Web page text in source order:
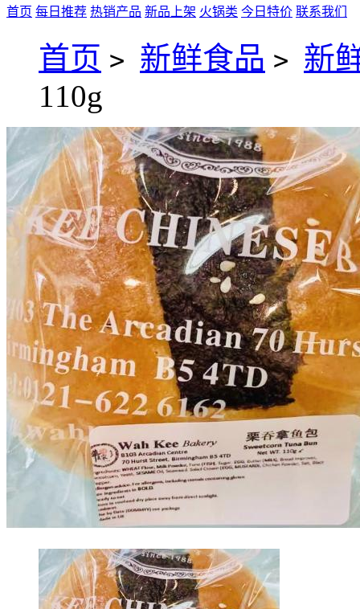
首页 每日推荐 热销产品 新品上架 火锅类 今日特价 联系我们
首页 > 新鲜食品 > 新
110g